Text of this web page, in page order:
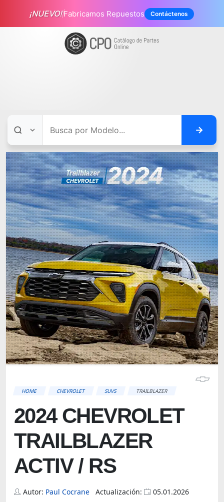
¡NUEVO!Fabricamos Repuestos Contáctenos
HOME CHEVROLET SUVS TRAILBLAZER
2024 CHEVROLET
TRAILBLAZER
ACTIV / RS
Autor: Paul Cocrane Actualización: 05.01.2026